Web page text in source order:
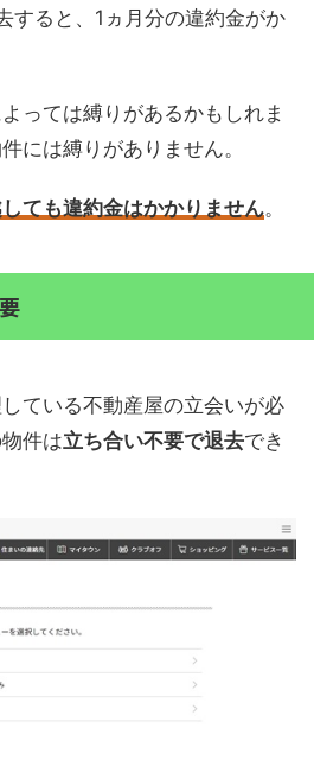
すると、1ヵ月分の違約金がか
っては縛りがあるかもしれま
には縛りがありません。
ても違約金はかかりません。
ている不動産屋の立会いが必
件は立ち合い不要で退去でき